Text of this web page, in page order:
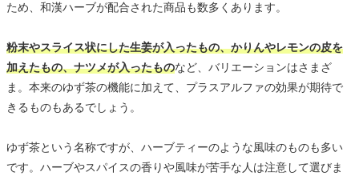
ため、和漢ハーブが配合された商品も数多くあります。
粉末やスライス状にした生姜が入ったもの、かりんやレモンの皮を
加えたもの、ナツメが入ったものなど、バリエーションはさまざ
ま。本来のゆず茶の機能に加えて、プラスアルファの効果が期待で
きるものもあるでしょう。
ゆず茶という名称ですが、ハーブティーのような風味のものも多い
です。ハーブやスパイスの香りや風味が苦手な人は注意して選びま